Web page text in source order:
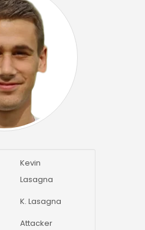
Kevin
Lasagna
K. Lasagna
Attacker